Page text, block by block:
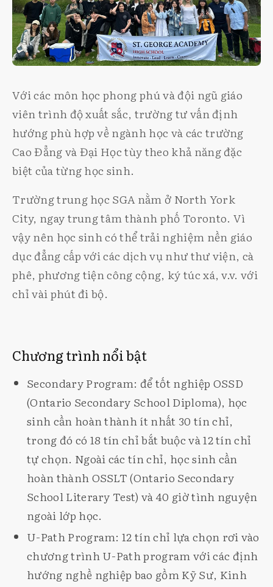
Với các môn học phong phú và đội ngũ giáo
viên trình độ xuất sắc, trường tư vấn định
hướng phù hợp về ngành học và các trường
Cao Đẳng và Đại Học tùy theo khả năng đặc
biệt của từng học sinh.
Trường trung học SGA nằm ở North York
City, ngay trung tâm thành phố Toronto. Vì
vậy nên học sinh có thể trải nghiệm nền giáo
dục đẳng cấp với các dịch vụ như thư viện, cà
phê, phương tiện công cộng, ký túc xá, v.v. với
chỉ vài phút đi bộ.
Chương trình nổi bật
Secondary Program: để tốt nghiệp OSSD
(Ontario Secondary School Diploma), học
sinh cần hoàn thành ít nhất 30 tín chỉ,
trong đó có 18 tín chỉ bắt buộc và 12 tín chỉ
tự chọn. Ngoài các tín chỉ, học sinh cần
hoàn thành OSSLT (Ontario Secondary
School Literary Test) và 40 giờ tình nguyện
ngoài lớp học.
U-Path Program: 12 tín chỉ lựa chọn rơi vào
chương trình U-Path program với các định
hướng nghề nghiệp bao gồm Kỹ Sư, Kinh